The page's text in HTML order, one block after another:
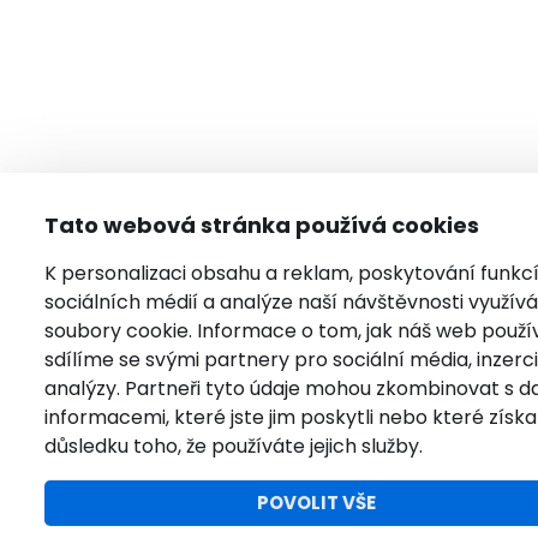
Tato webová stránka používá cookies
K personalizaci obsahu a reklam, poskytování funkcí
sociálních médií a analýze naší návštěvnosti
soubory cookie. Informace o tom, jak náš web
sdílíme se svými partnery pro sociální média,
analýzy. Partneři tyto údaje mohou zkombinovat s
informacemi, které jste jim poskytli nebo které
důsledku toho, že používáte jejich služby.
POVOLIT VŠE